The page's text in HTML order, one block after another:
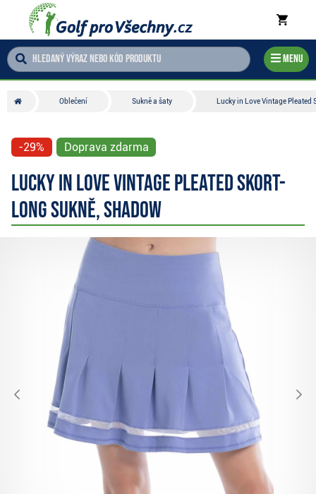
Menu
Oblečení Sukně a šaty Lucky in Love Vintage
-29% Doprava zdarma
Lucky in Love Vintage Pleated Skort-
Long sukně, shadow